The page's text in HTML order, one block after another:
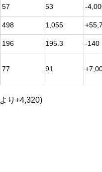
57 53 -
498 1,055
196 195.3 -140
77 91
り+4,320)